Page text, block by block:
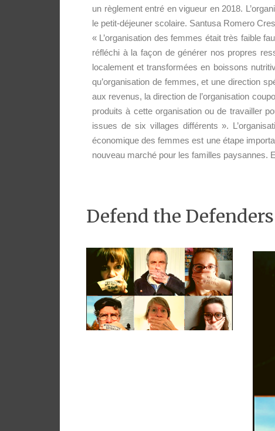
un règlement entré en vigueur en 2018.
le petit-déjeuner scolaire. Santusa Romero
« L’organisation des femmes était très faible
réfléchi à la façon de générer nos propres
localement et transformées en boissons
qu’organisation de femmes, et une direction
aux revenus, la direction de l’organisation
produits à cette organisation ou de travailler
issues de six villages différents ».
économique des femmes est une étape
nouveau marché pour les familles paysannes.
Defend the